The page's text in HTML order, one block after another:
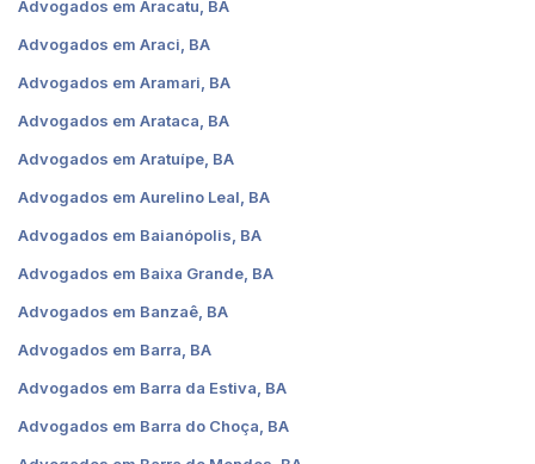
Advogados em Aracatu, BA
Advogados em Araci, BA
Advogados em Aramari, BA
Advogados em Arataca, BA
Advogados em Aratuípe, BA
Advogados em Aurelino Leal, BA
Advogados em Baianópolis, BA
Advogados em Baixa Grande, BA
Advogados em Banzaê, BA
Advogados em Barra, BA
Advogados em Barra da Estiva, BA
Advogados em Barra do Choça, BA